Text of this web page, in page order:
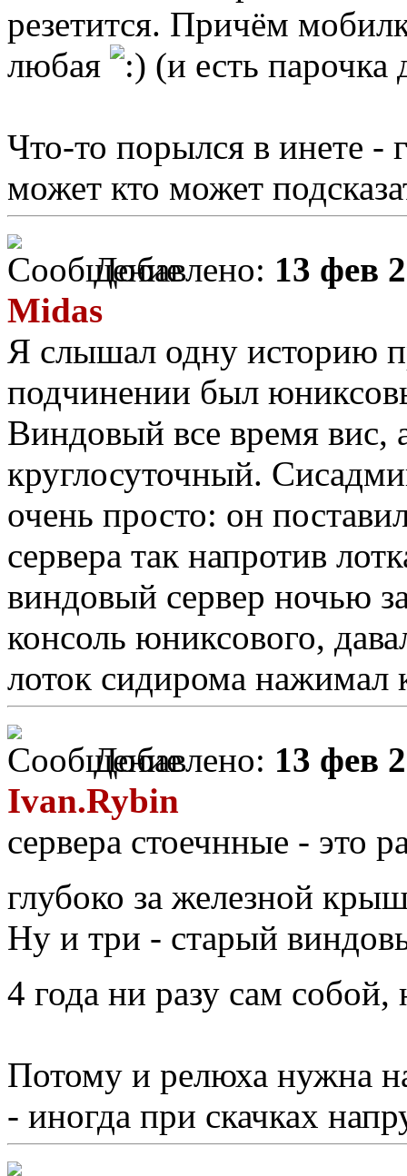
резетится. Причём
любая
(и есть
Что-то порылся в инете -
может кто может
Добавлено: 13 фев
Midas
Я слышал одну историю
подчинении был
Виндовый все время вис,
круглосуточный.
очень просто: он
сервера так напротив
виндовый сервер ночью
консоль юниксового,
лоток сидирома нажимал
Добавлено: 13 фев
Ivan.Rybin
сервера стоечнные - это
глубоко за железной
Ну и три - старый
4 года ни разу сам
Потому и релюха нужна
- иногда при скачках